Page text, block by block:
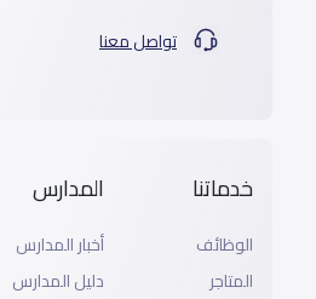
تواصل معنا
خدماتنا
الوظائف
المتاجر
المدارس
أخبار المدارس
دليل المدارس